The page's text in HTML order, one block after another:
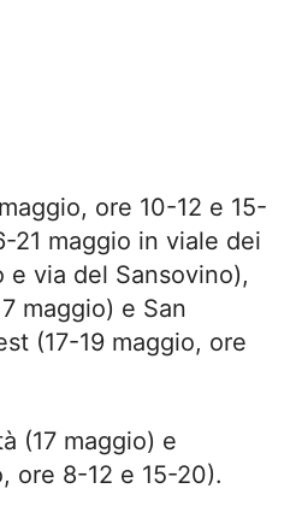
ore 10-12 e 15-
21 maggio in viale dei
e via del Sansovino),
maggio) e San
(17-19 maggio, ore
(17 maggio) e
ore 8-12 e 15-20).